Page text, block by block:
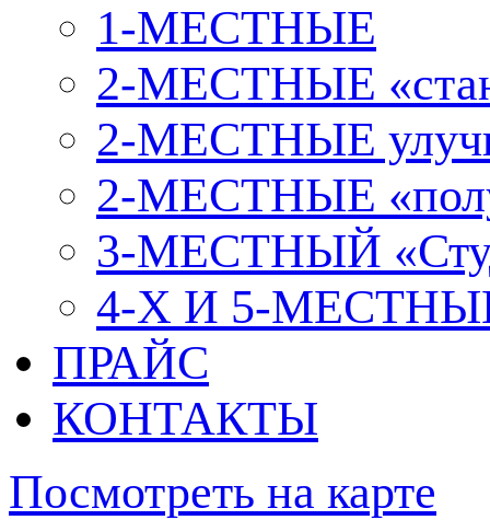
1-МЕСТНЫЕ
2-МЕСТНЫЕ
2-МЕСТНЫЕ
2-МЕСТНЫЕ
3-МЕСТНЫЙ
4-Х И 5-МЕСТНЫЕ
ПРАЙС
КОНТАКТЫ
Посмотреть на карте